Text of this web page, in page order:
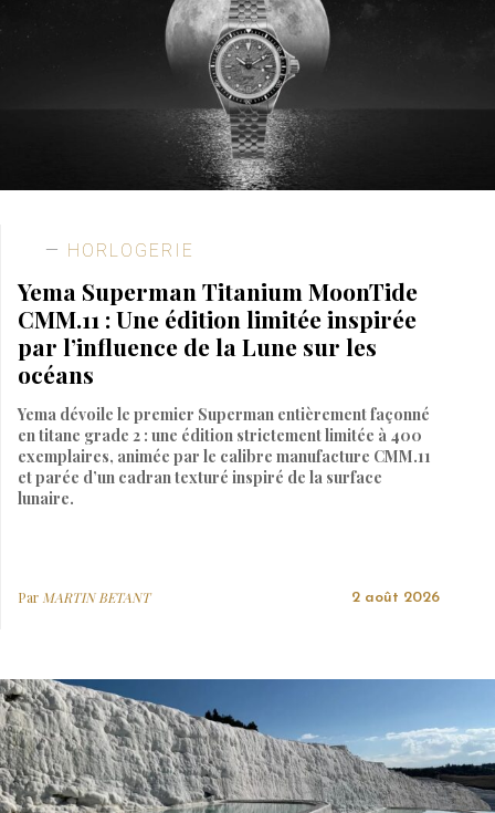
HORLOGERIE
Yema Superman Titanium MoonTide
CMM.11 : Une édition limitée inspirée
par l’influence de la Lune sur les
océans
Yema dévoile le premier Superman entièrement façonné
en titane grade 2 : une édition strictement limitée à 400
exemplaires, animée par le calibre manufacture CMM.11
et parée d’un cadran texturé inspiré de la surface
lunaire.
ParMARTIN BETANT 2 août 2026